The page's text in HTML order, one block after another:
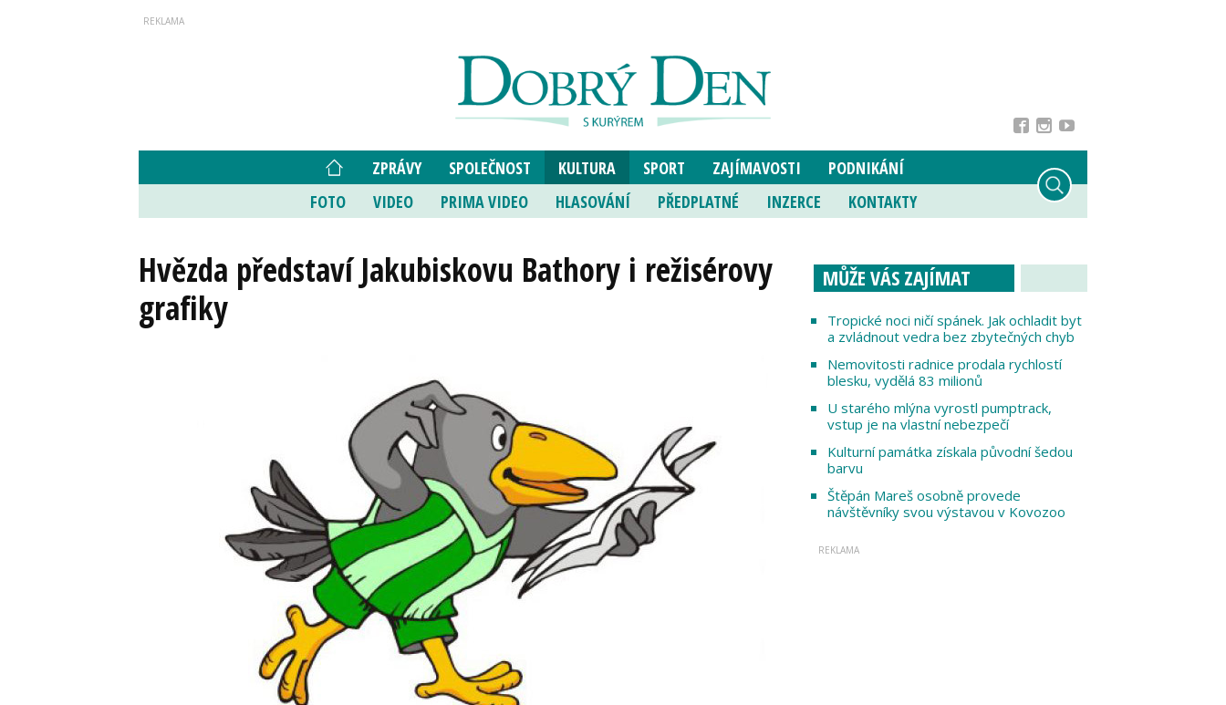
ZPRÁVY SPOLEČNOST KULTURA SPORT ZAJÍMAVOSTI
PODNIKÁNÍ
FOTO
VIDEO PRIMA VIDEO HLASOVÁNÍ PŘEDPLATNÉ INZERCE KONTAKTY
Hvězda představí Jakubiskovu Bathory i režisérovy
grafiky
MŮŽE VÁS ZAJÍMAT
Tropické noci ničí spánek. Jak ochladit byt
a zvládnout vedra bez zbytečných chyb
Nemovitosti radnice prodala rychlostí
blesku, vydělá 83 milionů
U starého mlýna vyrostl pumptrack,
vstup je na vlastní nebezpečí
Kulturní památka získala původní šedou
barvu
Štěpán Mareš osobně provede
návštěvníky svou výstavou v Kovozoo